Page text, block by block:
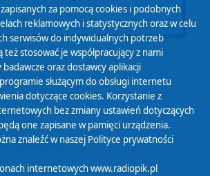
z Serwisu
Publicznego
za pomocą cookies i podobnych
reklamowych i statystycznych oraz w celu
serwisów do indywidualnych potrzeb
stosować je współpracujący z nami
oraz dostawcy aplikacji
służącym do obsługi internetu
dotyczące cookies. Korzystanie z
bez zmiany ustawień dotyczących
one zapisane w pamięci urządzenia.
znaleźć w naszej Polityce prywatności
internetowych www.radiopik.pl